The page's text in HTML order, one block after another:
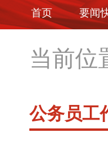
首页 要闻
当前位
公务员工